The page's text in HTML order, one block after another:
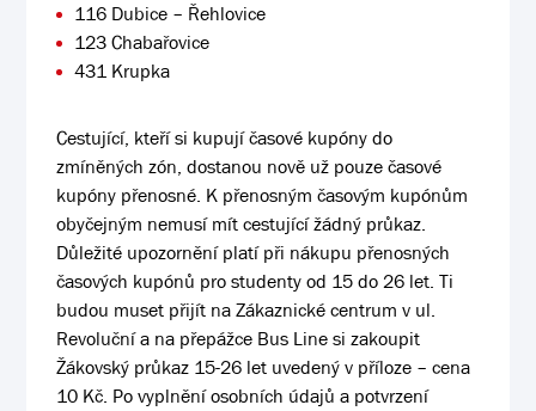
116 Dubice – Řehlovice
123 Chabařovice
431 Krupka
Cestující, kteří si kupují časové kupóny do
zmíněných zón, dostanou nově už pouze časové
kupóny přenosné. K přenosným časovým kupónům
obyčejným nemusí mít cestující žádný průkaz.
Důležité upozornění platí při nákupu přenosných
časových kupónů pro studenty od 15 do 26 let. Ti
budou muset přijít na Zákaznické centrum v ul.
Revoluční a na přepážce Bus Line si zakoupit
Žákovský průkaz 15-26 let uvedený v příloze – cena
10 Kč. Po vyplnění osobních údajů a potvrzení